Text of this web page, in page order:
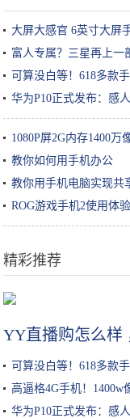
大屏大感官 6英寸大屏
富人专属？三星再上一
可算没白等！618多款
华为P10正式发布：感
1080P屏2G内存1400
教你如何用手机办公
教你用手机电脑实现共
ROG游戏手机2使用体
精彩推荐
YY直播购怎么样
可算没白等！618多款
高逼格4G手机！1400w
华为P10正式发布：感